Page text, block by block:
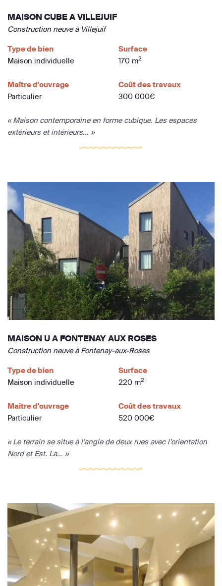
MAISON CUBE A VILLEJUIF
Construction neuve à Villejuif
Type de bien
Maison individuelle
Surface
170 m2
Maître d'ouvrage
Particulier
Coût des travaux
300 000€
« Maison contemporaine en forme cubique. Les espaces
extérieurs et intérieurs... »
MAISON U A FONTENAY AUX ROSES
Construction neuve à Fontenay-aux-Roses
Type de bien
Maison individuelle
Surface
220 m2
Maître d'ouvrage
Particulier
Coût des travaux
520 000€
« Le terrain se situe à l’angle de deux rues avec l’orientation
Nord et Est. La... »